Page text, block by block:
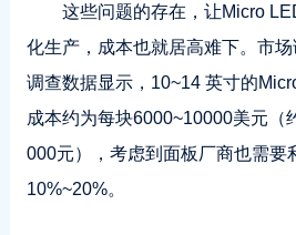
这些问题的存在，让Micro
化生产，成本也就居高难下。市
调查数据显示，10~14 英寸的
成本约为每块6000~10000美元（
000元），考虑到面板厂商也需要
10%~20%。